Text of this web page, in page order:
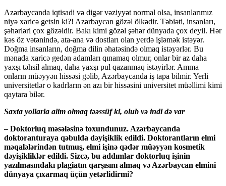
Azərbaycanda iqtisadi və digər vəziyyət normal olsa, insanlarımız
niyə xaricə getsin ki?! Azərbaycan gözəl ölkədir. Təbiəti, insanları,
şəhərləri çox gözəldir. Bakı kimi gözəl şəhər dünyada çox deyil. Hər
kəs öz vətənində, ata-ana və dostları olan yerdə işləmək istəyər.
Doğma insanların, doğma dilin əhatəsində olmaq istəyərlər. Bu
mənada xaricə gedən adamları qınamaq olmur, onlar bir az daha
yaxşı təhsil almaq, daha yaxşı pul qazanmaq istəyirlər. Amma
onların müəyyən hissəsi gəlib, Azərbaycanda iş tapa bilmir. Yerli
universitetlər o kadrların ən azı bir hissəsini universitet müəllimi kimi
qaytara bilər.
Saxta yollarla alim olmaq təəssüf ki, olub və indi də var
– Doktorluq məsələsinə toxundunuz. Azərbaycanda
doktoranturaya qəbulda dəyişiklik edildi. Doktorantların elmi
məqalələrindən tutmuş, elmi işinə qədər müəyyən kosmetik
dəyişikliklər edildi. Sizcə, bu addımlar doktorluq işinin
yazılmasındakı plagiatın qarşısını almaq və Azərbaycan elmini
dünyaya çıxarmaq üçün yetərlidirmi?